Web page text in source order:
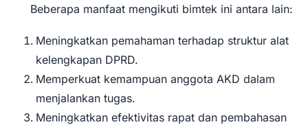
Beberapa manfaat mengikuti bimtek ini antara lain:
Meningkatkan pemahaman terhadap struktur alat
kelengkapan DPRD.
Memperkuat kemampuan anggota AKD dalam
menjalankan tugas.
Meningkatkan efektivitas rapat dan pembahasan